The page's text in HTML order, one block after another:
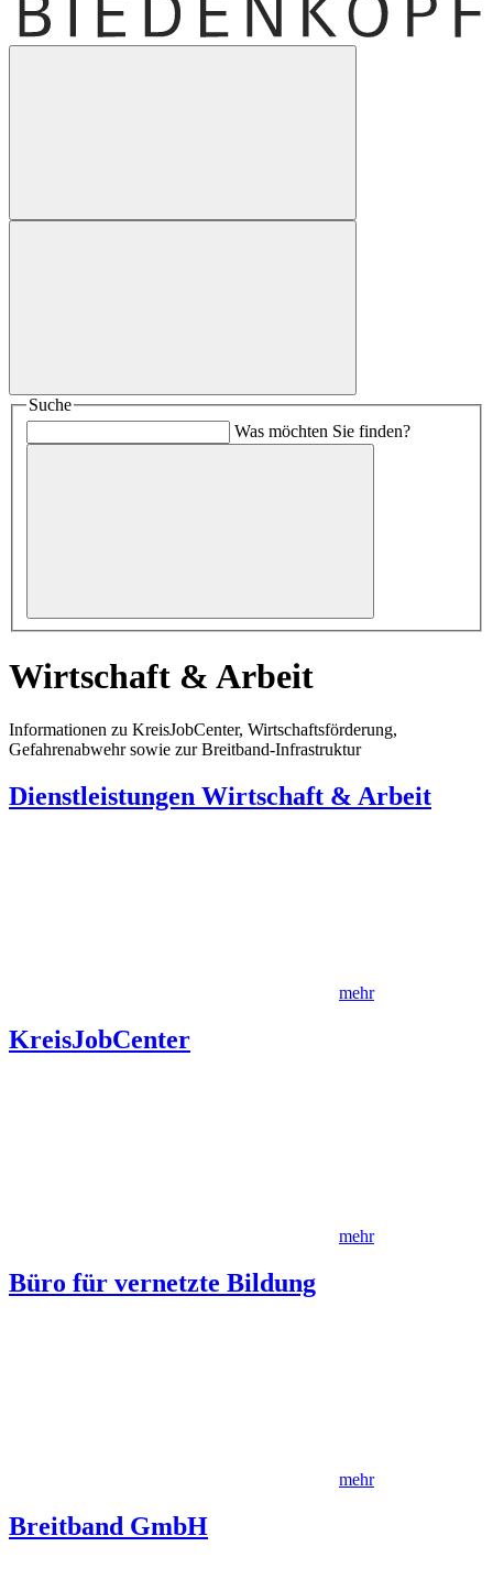
Suche
Was möchten Sie finden?
Wirtschaft & Arbeit
Informationen zu KreisJobCenter, Wirtschaftsförderung,
Gefahrenabwehr sowie zur Breitband-Infrastruktur
Dienstleistungen Wirtschaft & Arbeit
mehr
KreisJobCenter
mehr
Büro für vernetzte Bildung
mehr
Breitband GmbH